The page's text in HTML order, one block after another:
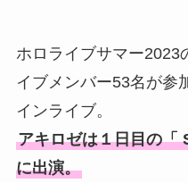
ホロライブサマー2023
イブメンバー53名が参
インライブ。
アキロゼは１日目の
に出演。